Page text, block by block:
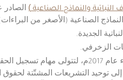
والنماذج الصناعية )
الصناعية (الأصغر من
الجديدة.
الزخرفي.
بقرار مجلس الوزراء عام 2017م،
توحيد التشريعات المشتّتة لحقوق